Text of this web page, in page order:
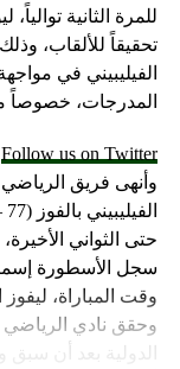
للمرة الثانية
تحقيقاً للألقاب،
الفيليبيني في
المدرجات، خصوصاً
Follow us on Twitter
وأنهى فريق
وقت المباراة،
وحقق نادي الرياضي